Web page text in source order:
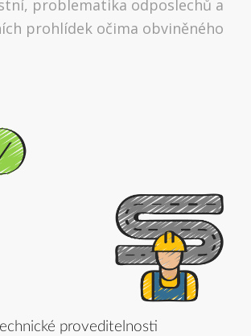
problematika odposlechů a
prohlídek očima obviněného
proveditelnosti